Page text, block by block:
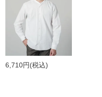
6,710円(税込)